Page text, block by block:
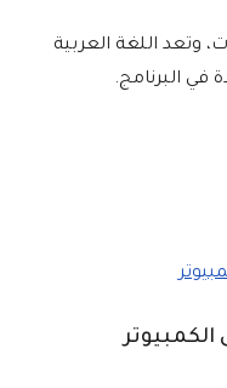
وتعد اللغة العربية
البرنامج.